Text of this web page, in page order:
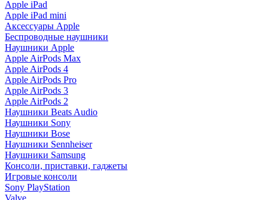
Apple iPad
Apple iPad mini
Аксессуары Apple
Беспроводные наушники
Наушники Apple
Apple AirPods Max
Apple AirPods 4
Apple AirPods Pro
Apple AirPods 3
Apple AirPods 2
Наушники Beats Audio
Наушники Sony
Наушники Bose
Наушники Sennheiser
Наушники Samsung
Консоли, приставки, гаджеты
Игровые консоли
Sony PlayStation
Valve